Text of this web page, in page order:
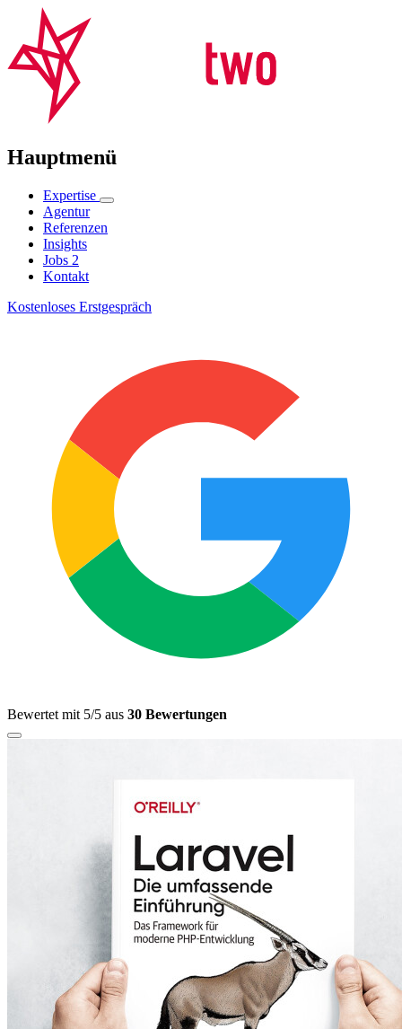
Hauptmenü
Expertise
Agentur
Referenzen
Insights
Jobs 2
Kontakt
Kostenloses Erstgespräch
Bewertet mit 5/5 aus 30 Bewertungen